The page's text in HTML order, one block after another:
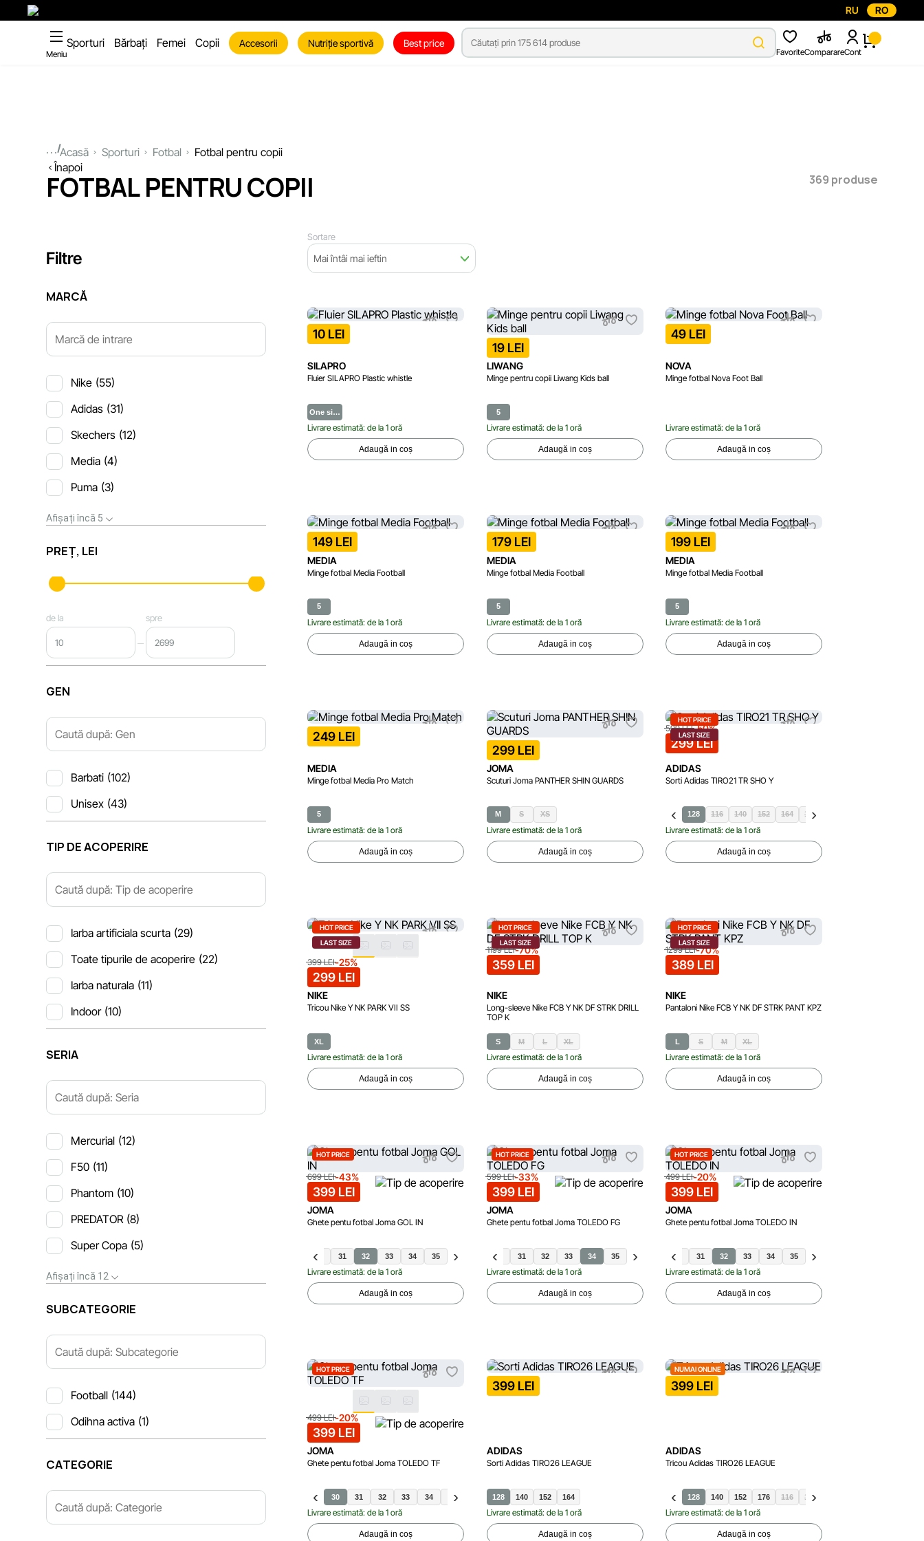
RU RO
Meniu
Sporturi Bărbați Femei Copii Accesorii Nutriție sportivă Best price
FavoriteComparareCont
...Acasă Sporturi Fotbal
Fotbal pentru copii
Înapoi
FOTBAL PENTRU COPII 369 produse
Filtre
MARCĂ
Nike (55)
Adidas (31)
Skechers (12)
Media (4)
Puma (3)
Afișați încă 5
PREȚ, LEI
de la spre
GEN
Barbati (102)
Unisex (43)
TIP DE ACOPERIRE
Iarba artificiala scurta (29)
Toate tipurile de acoperire (22)
Iarba naturala (11)
Indoor (10)
SERIA
Mercurial (12)
F50 (11)
Phantom (10)
PREDATOR (8)
Super Copa (5)
Afișați încă 12
SUBCATEGORIE
Football (144)
Odihna activa (1)
CATEGORIE
Sortare
Mai întâi mai ieftin
10 LEI
SILAPRO
Fluier SILAPRO Plastic whistle
One si…
Livrare estimată: de la 1 oră
Adaugă in coș
19 LEI
LIWANG
Minge pentru copii Liwang Kids ball
5
Livrare estimată: de la 1 oră
Adaugă in coș
49 LEI
NOVA
Minge fotbal Nova Foot Ball
Livrare estimată: de la 1 oră
Adaugă in coș
149 LEI
MEDIA
Minge fotbal Media Football
5
Livrare estimată: de la 1 oră
Adaugă in coș
179 LEI
MEDIA
Minge fotbal Media Football
5
Livrare estimată: de la 1 oră
Adaugă in coș
199 LEI
MEDIA
Minge fotbal Media Football
5
Livrare estimată: de la 1 oră
Adaugă in coș
249 LEI
MEDIA
Minge fotbal Media Pro Match
5
Livrare estimată: de la 1 oră
Adaugă in coș
299 LEI
JOMA
Scuturi Joma PANTHER SHIN GUARDS
M S XS
Livrare estimată: de la 1 oră
Adaugă in coș
HOT PRICE
LAST SIZE
599 LEI-50%
299 LEI
ADIDAS
Sorti Adidas TIRO21 TR SHO Y
128 116 140 152 164 176
Livrare estimată: de la 1 oră
Adaugă in coș
HOT PRICE
LAST SIZE
399 LEI-25%
299 LEI
NIKE
Tricou Nike Y NK PARK VII SS
XL
Livrare estimată: de la 1 oră
Adaugă in coș
HOT PRICE
LAST SIZE
1199 LEI-70%
359 LEI
NIKE
Long-sleeve Nike FCB Y NK DF STRK DRILL
TOP K
S M L XL
Livrare estimată: de la 1 oră
Adaugă in coș
HOT PRICE
LAST SIZE
1299 LEI-70%
389 LEI
NIKE
Pantaloni Nike FCB Y NK DF STRK PANT KPZ
L S M XL
Livrare estimată: de la 1 oră
Adaugă in coș
HOT PRICE
699 LEI-43%
399 LEI
JOMA
Ghete pentu fotbal Joma GOL IN
30 31 32 33 34 35
Livrare estimată: de la 1 oră
Adaugă in coș
HOT PRICE
599 LEI-33%
399 LEI
JOMA
Ghete pentu fotbal Joma TOLEDO FG
30 31 32 33 34 35
Livrare estimată: de la 1 oră
Adaugă in coș
HOT PRICE
499 LEI-20%
399 LEI
JOMA
Ghete pentu fotbal Joma TOLEDO IN
30 31 32 33 34 35
Livrare estimată: de la 1 oră
Adaugă in coș
HOT PRICE
499 LEI-20%
399 LEI
JOMA
Ghete pentu fotbal Joma TOLEDO TF
30 31 32 33 34 35
Livrare estimată: de la 1 oră
Adaugă in coș
399 LEI
ADIDAS
Sorti Adidas TIRO26 LEAGUE
128 140 152 164
Livrare estimată: de la 1 oră
Adaugă in coș
NUMAI ONLINE
399 LEI
ADIDAS
Tricou Adidas TIRO26 LEAGUE
128 140 152 176 116 164
Livrare estimată: de la 1 oră
Adaugă in coș